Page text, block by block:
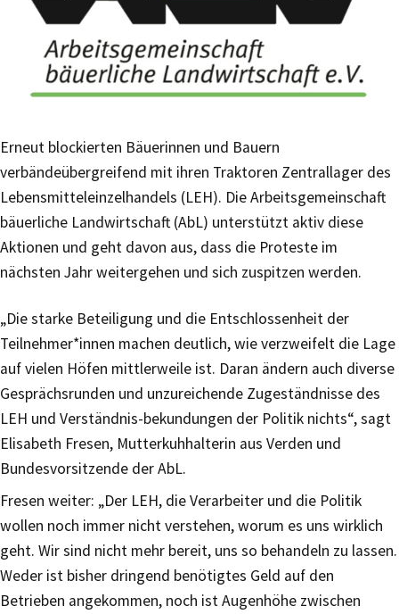
Erneut blockierten Bäuerinnen und Bauern
verbändeübergreifend mit ihren Traktoren Zentrallager des
Lebensmitteleinzelhandels (LEH). Die Arbeitsgemeinschaft
bäuerliche Landwirtschaft (AbL) unterstützt aktiv diese
Aktionen und geht davon aus, dass die Proteste im
nächsten Jahr weitergehen und sich zuspitzen werden.
„Die starke Beteiligung und die Entschlossenheit der
Teilnehmer*innen machen deutlich, wie verzweifelt die Lage
auf vielen Höfen mittlerweile ist. Daran ändern auch diverse
Gesprächsrunden und unzureichende Zugeständnisse des
LEH und Verständnis-bekundungen der Politik nichts“, sagt
Elisabeth Fresen, Mutterkuhhalterin aus Verden und
Bundesvorsitzende der AbL.
Fresen weiter: „Der LEH, die Verarbeiter und die Politik
wollen noch immer nicht verstehen, worum es uns wirklich
geht. Wir sind nicht mehr bereit, uns so behandeln zu lassen.
Weder ist bisher dringend benötigtes Geld auf den
Betrieben angekommen, noch ist Augenhöhe zwischen